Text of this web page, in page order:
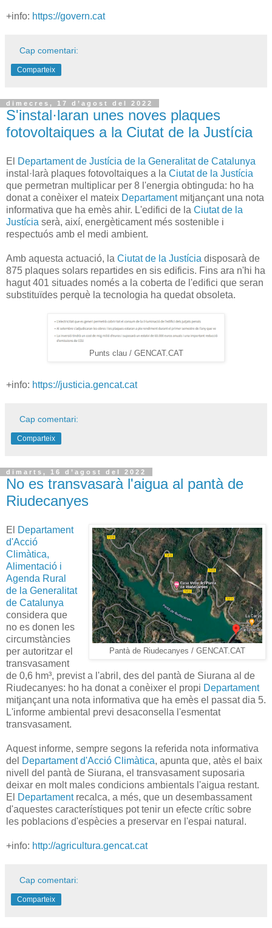
+info: https://govern.cat
Cap comentari:
Comparteix
dimecres, 17 d’agost del 2022
S'instal·laran unes noves plaques
fotovoltaiques a la Ciutat de la Justícia
El
Departament de Justícia de la Generalitat de Catalunya
instal·larà plaques fotovoltaiques a la Ciutat de la Justícia
que permetran multiplicar per 8 l'energia obtinguda: ho ha
donat a conèixer el mateix Departamentmitjançant una nota
informativa que ha emès ahir. L'edifici de la Ciutat de la
Justícia serà, així, energèticament més sostenible i
respectuós amb el medi ambient.
Amb aquesta actuació, la Ciutat de la Justícia disposarà de
875 plaques solars repartides en sis edificis. Fins ara n'hi ha
hagut 401 situades només a la coberta de l'edifici que seran
substituïdes perquè la tecnologia ha quedat obsoleta.
Punts clau / GENCAT.CAT
+info: https://justicia.gencat.cat
Cap comentari:
Comparteix
dimarts, 16 d’agost del 2022
No es transvasarà l'aigua al pantà de
Riudecanyes
Pantà de Riudecanyes / GENCAT.CAT
El
Departament
d'Acció
Climàtica,
Alimentació i
Agenda Rural
de la Generalitat
de Catalunya
considera que
no es donen les
circumstàncies
per autoritzar el
transvasament
de 0,6 hm³, previst a l'abril, des del pantà de Siurana al de
Riudecanyes: ho ha donat a conèixer el propi Departament
mitjançant una nota informativa que ha emès el passat dia 5.
L'informe ambiental previ desaconsella l'esmentat
transvasament.
Aquest informe, sempre segons la referida nota informativa
del Departament d'Acció Climàtica, apunta que, atès el baix
nivell del pantà de Siurana, el transvasament suposaria
deixar en molt males condicions ambientals l'aigua restant.
El
Departamentrecalca, a més, que un desembassament
d'aquestes característiques pot tenir un efecte crític sobre
les poblacions d'espècies a preservar en l'espai natural.
+info: http://agricultura.gencat.cat
Cap comentari:
Comparteix